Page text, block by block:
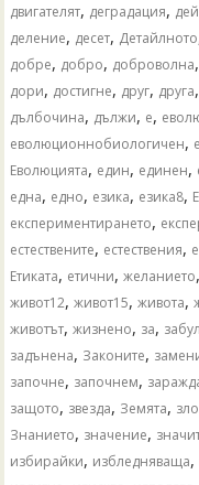
двигателят, деградация,
деление, десет, Детайлното
добре, добро, доброволна,
дори, достигне, друг, друга,
дълбочина, дължи, е,
еволюционнобиологичен,
Еволюцията, един, единен,
една, едно, езика, езика8,
експериментирането,
естествените, естествения,
Етиката, етични,желанието
живот12,живот15,живота,
животът,жизнено, за,
задънена, Законите,
започне, започнем,
защото, звезда, Земята,
Знанието, значение,
избирайки, избледняваща,